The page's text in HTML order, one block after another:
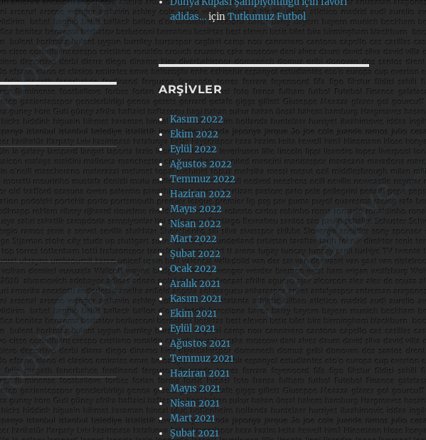
adidas…içinTutkumuz Futbol
ARŞIVLER
Kasım 2022
Ekim 2022
Eylül 2022
Ağustos 2022
Temmuz 2022
Haziran 2022
Mayıs 2022
Nisan 2022
Mart 2022
Şubat 2022
Ocak 2022
Aralık 2021
Kasım 2021
Ekim 2021
Eylül 2021
Ağustos 2021
Temmuz 2021
Haziran 2021
Mayıs 2021
Nisan 2021
Mart 2021
Şubat 2021